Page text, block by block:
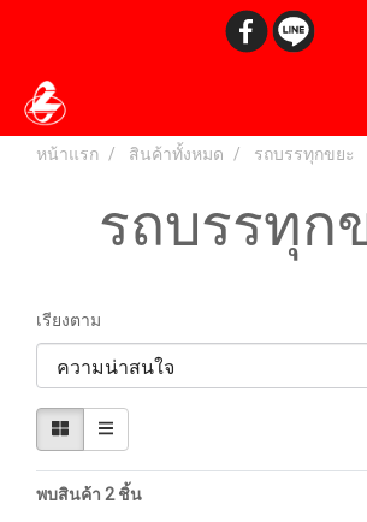
หน้าแรก สินค้าทั้งหมด รถบรรทุกขยะ
รถบรรทุก
เรียงตาม
พบสินค้า 2 ชิ้น